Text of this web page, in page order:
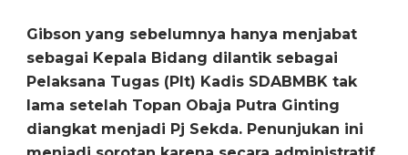
Gibson yang sebelumnya hanya menjabat
sebagai Kepala Bidang dilantik sebagai
Pelaksana Tugas (Plt) Kadis SDABMBK tak
lama setelah Topan Obaja Putra Ginting
diangkat menjadi Pj Sekda. Penunjukan ini